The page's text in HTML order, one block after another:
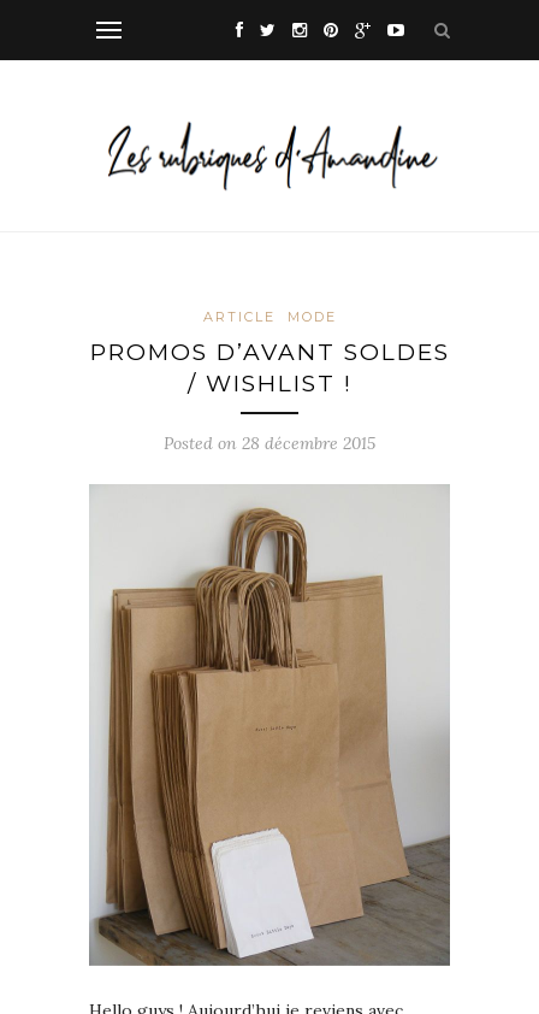
ARTICLE MODE
PROMOS D’AVANT SOLDES
/ WISHLIST !
Posted on 28 décembre 2015